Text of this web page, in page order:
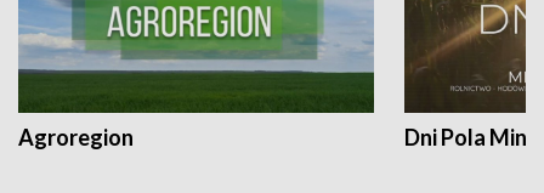
Agroregion Dni Pola